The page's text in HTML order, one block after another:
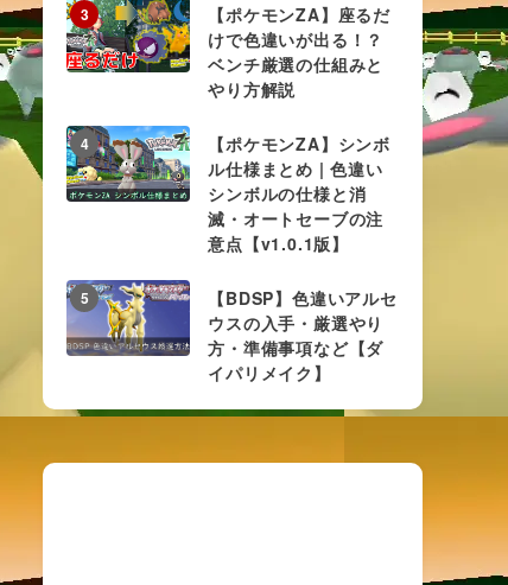
3
【ポケモンZA】座るだ
けで色違いが出る！？
ベンチ厳選の仕組みと
やり方解説
4
【ポケモンZA】シンボ
ル仕様まとめ | 色違い
シンボルの仕様と消
滅・オートセーブの注
意点【v1.0.1版】
5
【BDSP】色違いアルセ
ウスの入手・厳選やり
方・準備事項など【ダ
イパリメイク】